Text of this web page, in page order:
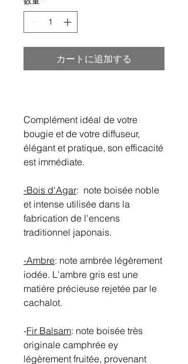
カートに追加する
Complément idéal de votre
bougie et de votre diffuseur,
élégant et pratique, son efficacité
est immédiate.
-Bois d'Agar: note boisée noble
et intense utilisée dans la
fabrication de l'encens
traditionnel japonais.
-Ambre: note ambrée légèrement
iodée. L'ambre gris est une
matière précieuse rejetée par le
cachalot.
-Fir Balsam: note boisée très
originale camphrée ey
légèrement fruitée, provenant